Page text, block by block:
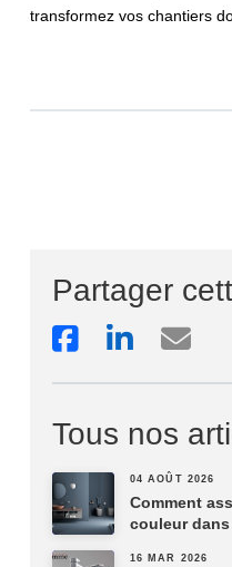
transformez vos chantiers
Partager
Tous nos
04 AOÛT 2026
Comment
couleur
16 MAR 2026